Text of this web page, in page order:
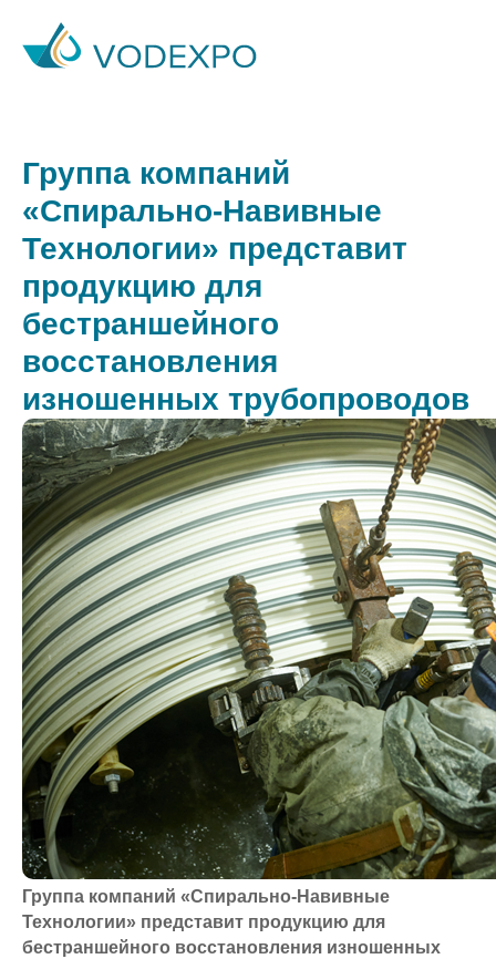
Группа компаний
«Спирально-Навивные
Технологии» представит
продукцию для
бестраншейного
восстановления
изношенных трубопроводов
Группа компаний «Спирально-Навивные
Технологии» представит продукцию для
бестраншейного восстановления изношенных